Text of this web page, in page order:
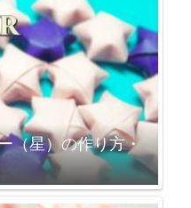
（星）の作り方・